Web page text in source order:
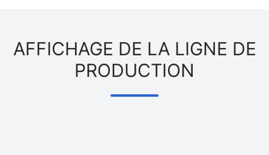
AFFICHAGE DE LA LIGNE DE
PRODUCTION